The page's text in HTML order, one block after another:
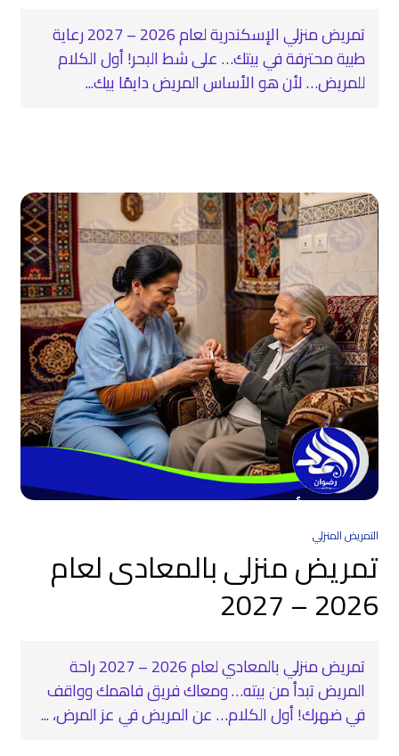
تمريض منزلي الإسكندرية لعام 2026 – 2027 رعاية
طبية محترفة في بيتك… على شط البحر! أول الكلام
للمريض… لأن هو الأساس المريض دايمًا بيك...
التمريض المنزلي
تمريض منزلى بالمعادى لعام
2026 – 2027
تمريض منزلي بالمعادي لعام 2026 – 2027 راحة
المريض تبدأ من بيته… ومعاك فريق فاهمك وواقف
في ضهرك! أول الكلام… عن المريض في عز المرض، ...